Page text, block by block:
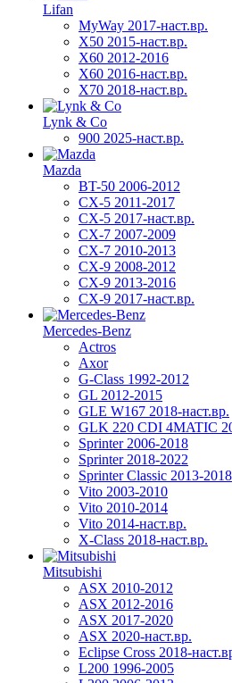
Lifan
MyWay 2017-наст.вр.
X50 2015-наст.вр.
X60 2012-2016
X60 2016-наст.вр.
X70 2018-наст.вр.
Lynk & Co
900 2025-наст.вр.
Mazda
BT-50 2006-2012
CX-5 2011-2017
CX-5 2017-наст.вр.
CX-7 2007-2009
CX-7 2010-2013
CX-9 2008-2012
CX-9 2013-2016
CX-9 2017-наст.вр.
Mercedes-Benz
Actros
Axor
G-Class 1992-2012
GL 2012-2015
GLE W167 2018-наст.вр.
GLK 220 CDI 4MATIC
Sprinter 2006-2018
Sprinter 2018-2022
Sprinter Classic 2013-2018
Vito 2003-2010
Vito 2010-2014
Vito 2014-наст.вр.
X-Class 2018-наст.вр.
Mitsubishi
ASX 2010-2012
ASX 2012-2016
ASX 2017-2020
ASX 2020-наст.вр.
Eclipse Cross 2018-
L200 1996-2005